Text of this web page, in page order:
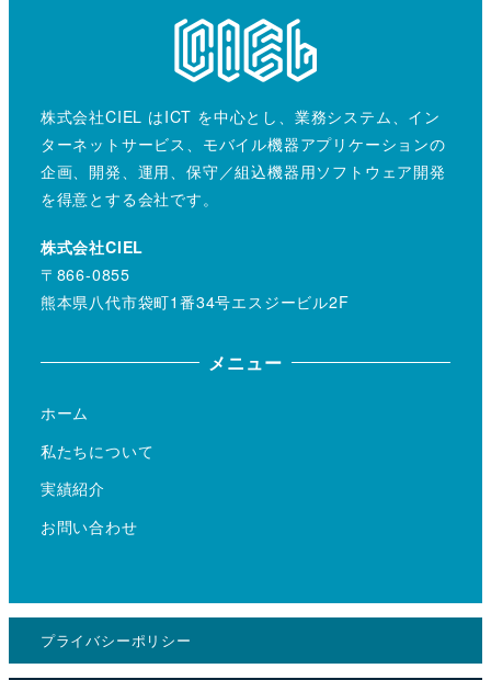
株式会社CIEL はICT を中心とし、業務システム、イン
ターネットサービス、モバイル機器アプリケーションの
企画、開発、運用、保守／組込機器用ソフトウェア開発
を得意とする会社です。
株式会社CIEL
〒866-0855
熊本県八代市袋町1番34号エスジービル2F
メニュー
ホーム
私たちについて
実績紹介
お問い合わせ
プライバシーポリシー